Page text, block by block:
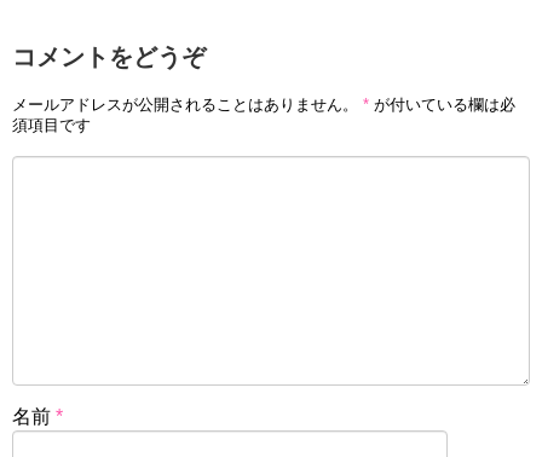
コメントをどうぞ
メールアドレスが公開されることはありません。 * が付いている欄は必
須項目です
名前 *